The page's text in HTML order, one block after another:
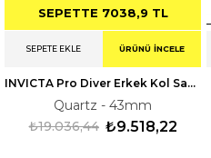
INVICTA Pro Diver Erkek Kol Saati 330018
Quartz - 43mm
₺9.518,22
₺19.036,44
SEPETE EKLE ÜRÜNÜ İNCELE
SEPETTE 7038,9 TL